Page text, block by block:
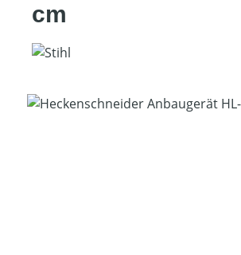
cm
Bildergalerie überspringen